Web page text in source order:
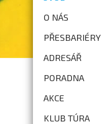
O NÁS
PŘESBARIÉRY
ADRESÁŘ
PORADNA
AKCE
KLUB TÚRA